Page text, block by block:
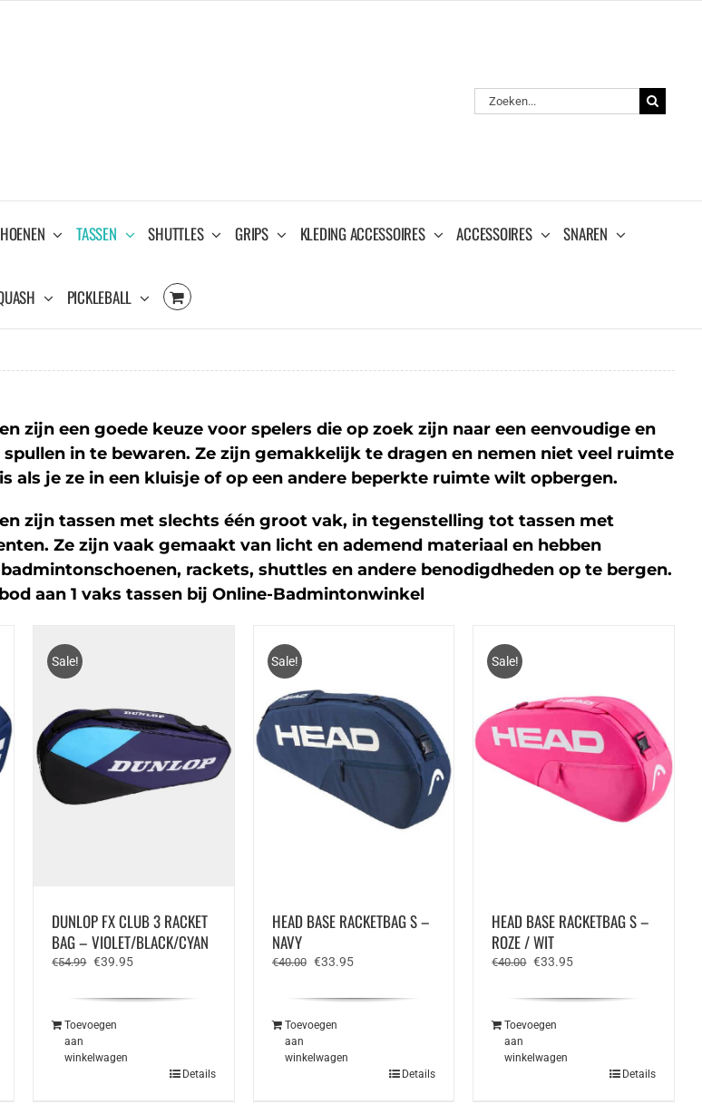
Zoeken
naar:
TASSEN SHUTTLES GRIPS KLEDING ACCESSOIRES ACCESSOIRES SNAREN
PICKLEBALL
zijn een goede keuze voor spelers die op zoek zijn naar een eenvoudige en
in te bewaren. Ze zijn gemakkelijk te dragen en nemen niet veel ruimte
als je ze in een kluisje of op een andere beperkte ruimte wilt opbergen.
zijn tassen met slechts één groot vak, in tegenstelling tot tassen met
Ze zijn vaak gemaakt van licht en ademend materiaal en hebben
rackets, shuttles en andere benodigdheden op te bergen.
aan 1 vaks tassen bij Online-Badmintonwinkel
Sale!
DUNLOP FX CLUB 3 RACKET
BAG – VIOLET/BLACK/CYAN
€54.99 Oorspronkelijke
was:
€39.95Huidige
is:
Toevoegen
aan
winkelwagen
Details
Sale!
HEAD BASE RACKETBAG S –
NAVY
€40.00 Oorspronkelijke
was:
€33.95Huidige
is:
Toevoegen
aan
winkelwagen
Details
Sale!
HEAD BASE RACKETBAG S –
ROZE / WIT
€40.00 Oorspronkelijke
was:
€33.95Huidige
is:
Toevoegen
aan
winkelwagen
Details